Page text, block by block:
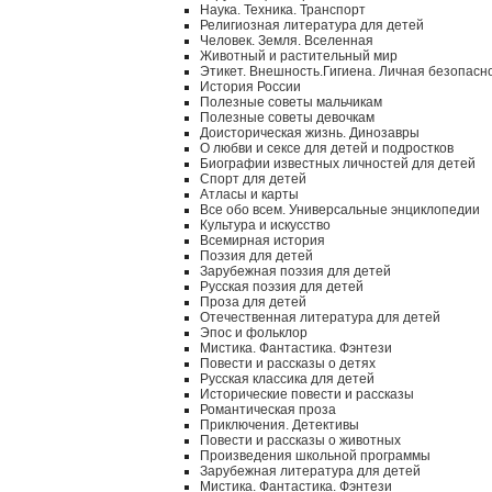
Наука. Техника. Транспорт
Религиозная литература для детей
Человек. Земля. Вселенная
Животный и растительный мир
Этикет. Внешность.Гигиена. Личная
История России
Полезные советы мальчикам
Полезные советы девочкам
Доисторическая жизнь. Динозавры
О любви и сексе для детей и подростков
Биографии известных личностей для детей
Спорт для детей
Атласы и карты
Все обо всем. Универсальные энциклопедии
Культура и искусство
Всемирная история
Поэзия для детей
Зарубежная поэзия для детей
Русская поэзия для детей
Проза для детей
Отечественная литература для детей
Эпос и фольклор
Мистика. Фантастика. Фэнтези
Повести и рассказы о детях
Русская классика для детей
Исторические повести и рассказы
Романтическая проза
Приключения. Детективы
Повести и рассказы о животных
Произведения школьной программы
Зарубежная литература для детей
Мистика. Фантастика. Фэнтези